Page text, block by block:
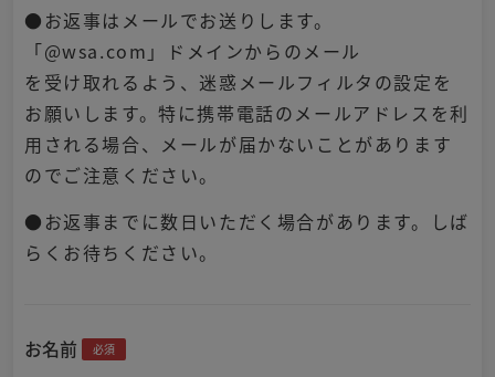
●お返事はメールでお送りします。
「@wsa.com」ドメインからのメール
を受け取れるよう、迷惑メールフィルタの設定を
お願いします。特に携帯電話のメールアドレスを利
用される場合、メールが届かないことがあります
のでご注意ください。
●お返事までに数日いただく場合があります。しば
らくお待ちください。
お名前 必須